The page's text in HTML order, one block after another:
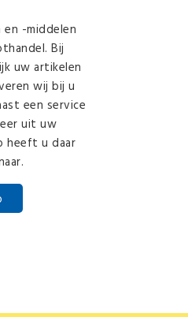
en -middelen
Bij
uw artikelen
wij bij u
een service
uit uw
heeft u daar